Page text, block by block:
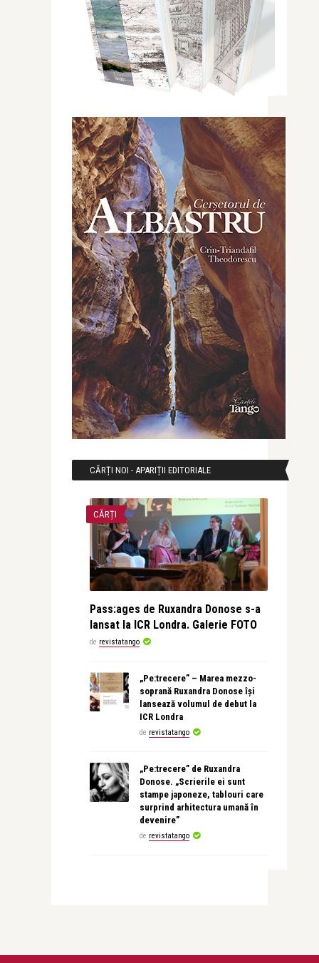
CĂRȚI NOI - APARIȚII EDITORIALE
CĂRȚI
Pass:ages de Ruxandra Donose s-a
lansat la ICR Londra. Galerie FOTO
de revistatango
„Pe:trecere” – Marea mezzo-
soprană Ruxandra Donose își
lansează volumul de debut la
ICR Londra
de revistatango
„Pe:trecere” de Ruxandra
Donose. „Scrierile ei sunt
stampe japoneze, tablouri care
surprind arhitectura umană în
devenire”
de revistatango